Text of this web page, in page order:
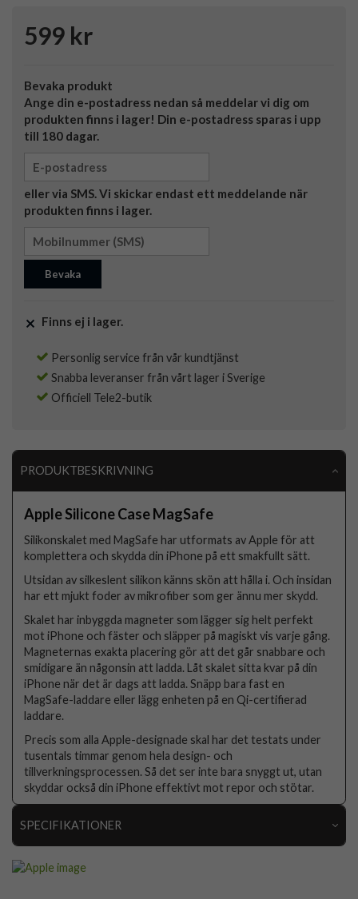
599 kr
Bevaka produkt
Ange din e-postadress nedan så meddelar vi dig om
produkten finns i lager! Din e-postadress sparas i upp
till 180 dagar.
eller via SMS. Vi skickar endast ett meddelande när
produkten finns i lager.
Bevaka
Finns ej i lager.
Personlig service från vår kundtjänst
Snabba leveranser från vårt lager i Sverige
Officiell Tele2-butik
PRODUKTBESKRIVNING
Apple Silicone Case MagSafe
Silikonskalet med MagSafe har utformats av Apple för att
komplettera och skydda din iPhone på ett smakfullt sätt.
Utsidan av silkeslent silikon känns skön att hålla i. Och insidan
har ett mjukt foder av mikrofiber som ger ännu mer skydd.
Skalet har inbyggda magneter som lägger sig helt perfekt
mot iPhone och fäster och släpper på magiskt vis varje gång.
Magneternas exakta placering gör att det går snabbare och
smidigare än någonsin att ladda. Låt skalet sitta kvar på din
iPhone när det är dags att ladda. Snäpp bara fast en
MagSafe-laddare eller lägg enheten på en Qi-certifierad
laddare.
Precis som alla Apple-designade skal har det testats under
tusentals timmar genom hela design- och
tillverkningsprocessen. Så det ser inte bara snyggt ut, utan
skyddar också din iPhone effektivt mot repor och stötar.
SPECIFIKATIONER